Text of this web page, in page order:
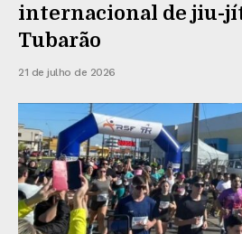
internacional de jiu-
Tubarão
21 de julho de 2026